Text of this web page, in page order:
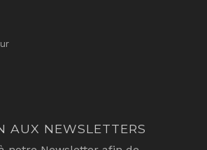
AUX NEWSLETTERS